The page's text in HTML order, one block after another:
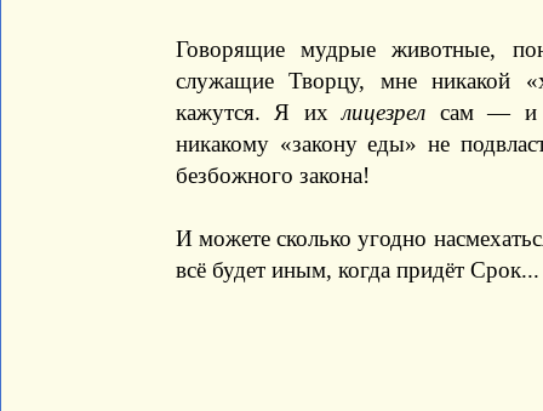
Говорящие мудрые животные,
служащие Творцу, мне никакой
кажутся. Я ихлицезрел сам — и
никакому «закону еды» не
безбожного закона!
И можете сколько угодно
всё будет иным, когда придёт Срок...